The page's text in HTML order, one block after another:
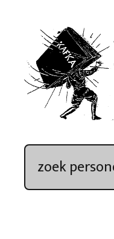
Artikelen
Kroniek